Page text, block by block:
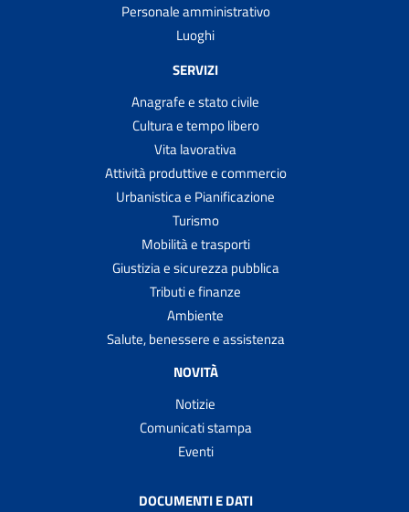
Personale amministrativo
Luoghi
SERVIZI
Anagrafe e stato civile
Cultura e tempo libero
Vita lavorativa
Attività produttive e commercio
Urbanistica e Pianificazione
Turismo
Mobilità e trasporti
Giustizia e sicurezza pubblica
Tributi e finanze
Ambiente
Salute, benessere e assistenza
NOVITÀ
Notizie
Comunicati stampa
Eventi
DOCUMENTI E DATI